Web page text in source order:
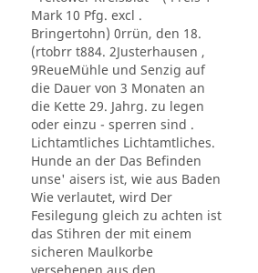
Mark 10 Pfg. excl .
Bringertohn) 0rrün, den 18.
(rtobrr t884. 2Justerhausen ,
9ReueMühle und Senzig auf
die Dauer von 3 Monaten an
die Kette 29. Jahrg. zu legen
oder einzu - sperren sind .
Lichtamtliches Lichtamtliches.
Hunde an der Das Befinden
unse' aisers ist, wie aus Baden
Wie verlautet, wird Der
Fesilegung gleich zu achten ist
das Stihren der mit einem
sicheren Maulkorbe
versehenen aus den